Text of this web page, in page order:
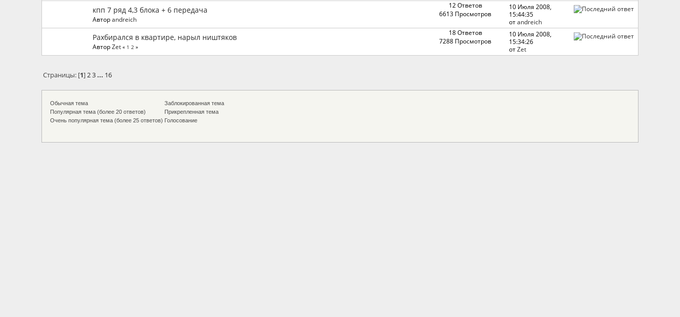
кпп 7 ряд 4,3 блока + 6 передача
Авторandreich
12 Ответов
6613 Просмотров
10 Июля 2008,
15:44:35
отandreich
Рахбирался в квартире, нарыл ништяков
АвторZet « 1 2 »
18 Ответов
7288 Просмотров
10 Июля 2008,
15:34:26
отZet
Страницы: [1]23... 16
Обычная тема
Популярная тема (более 20 ответов)
Очень популярная тема (более 25 ответов)
Заблокированная тема
Прикрепленная тема
Голосование